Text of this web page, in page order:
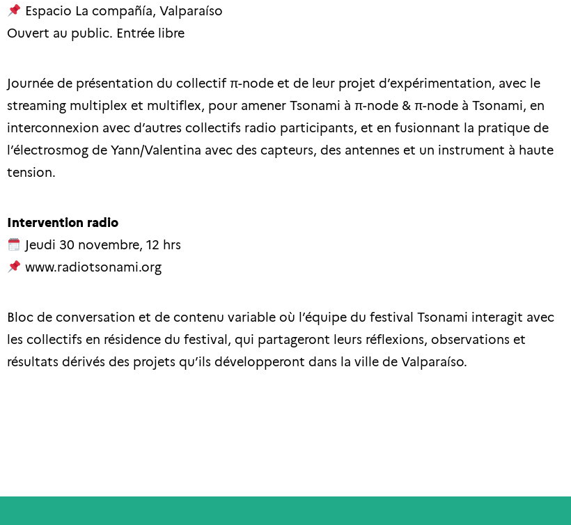
Espacio La compañía, Valparaíso
Ouvert au public. Entrée libre
Journée de présentation du collectif π-node et de leur projet d’expérimentation, avec le
streaming multiplex et multiflex, pour amener Tsonami à π-node & π-node à Tsonami, en
interconnexion avec d’autres collectifs radio participants, et en fusionnant la pratique de
l’électrosmog de Yann/Valentina avec des capteurs, des antennes et un instrument à haute
tension.
Intervention radio
Jeudi 30 novembre, 12 hrs
www.radiotsonami.org
Bloc de conversation et de contenu variable où l’équipe du festival Tsonami interagit avec
les collectifs en résidence du festival, qui partageront leurs réflexions, observations et
résultats dérivés des projets qu’ils développeront dans la ville de Valparaíso.